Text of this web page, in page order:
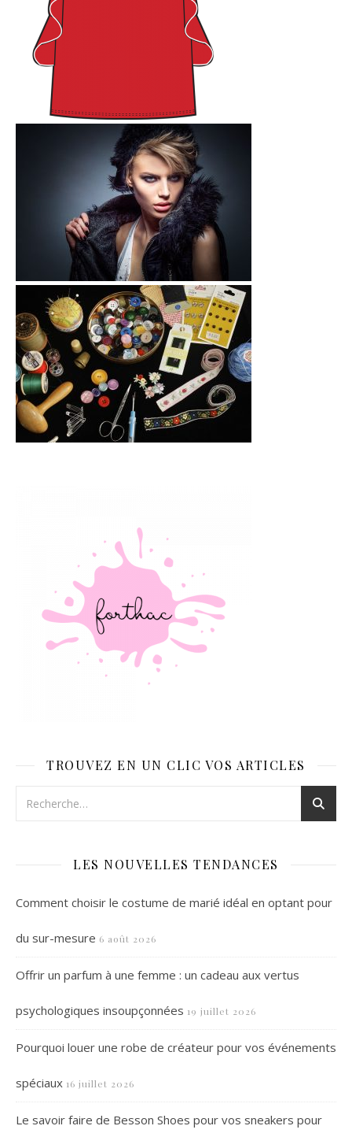
TROUVEZ EN UN CLIC VOS ARTICLES
LES NOUVELLES TENDANCES
Comment choisir le costume de marié idéal en optant pour
du sur-mesure 6 août 2026
Offrir un parfum à une femme : un cadeau aux vertus
psychologiques insoupçonnées 19 juillet 2026
Pourquoi louer une robe de créateur pour vos événements
spéciaux 16 juillet 2026
Le savoir faire de Besson Shoes pour vos sneakers pour